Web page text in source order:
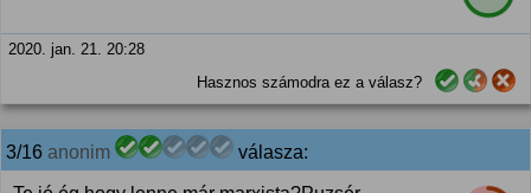
2020. jan. 21. 20:28
Hasznos számodra ez a válasz?
3/16 anonim válasza: